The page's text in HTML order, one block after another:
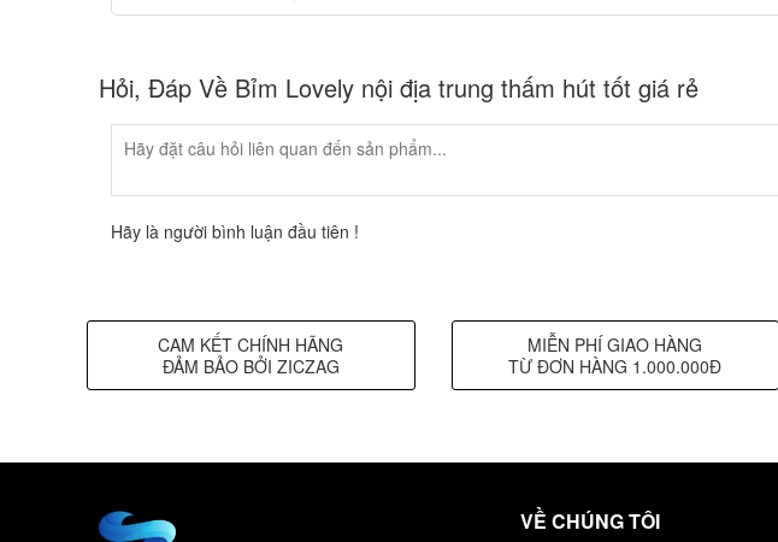
Hỏi, Đáp Về Bỉm Lovely nội địa trung thấm hút tốt giá rẻ
Hãy là người bình luận đầu tiên !
CAM KẾT CHÍNH HÃNG
ĐẢM BẢO BỞI ZICZAG
MIỄN PHÍ GIAO HÀNG
TỪ ĐƠN HÀNG 1.000.000Đ
VỀ CHÚNG TÔI